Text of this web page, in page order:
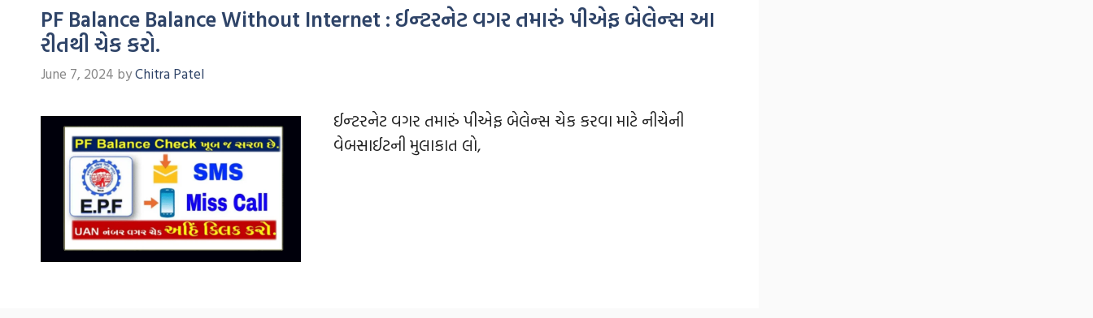
PF Balance Balance Without Internet : ઈન્‍ટરનેટ વગર તમારું પીએફ બેલેન્‍સ આ
રીતથી ચેક કરો.
June 7, 2024 byChitra Patel
ઈન્‍ટરનેટ વગર તમારું પીએફ બેલેન્‍સ ચેક કરવા માટે નીચેની
વેબસાઈટની મુલાકાત લો,